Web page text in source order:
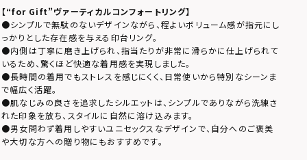
【“for Gift”ヴァーティカルコンフォートリング】
●シンプルで無駄のないデザインながら、程よいボリューム感が指元にし
っかりとした存在感を与える印台リング。
●内側は丁寧に磨き上げられ、指当たりが非常に滑らかに仕上げられて
いるため、驚くほど快適な着用感を実現しました。
●長時間の着用でもストレスを感じにくく、日常使いから特別なシーンま
で幅広く活躍。
●肌なじみの良さを追求したシルエットは、シンプルでありながら洗練さ
れた印象を放ち、スタイルに自然に溶け込みます。
●男女問わず着用しやすいユニセックスなデザインで、自分へのご褒美
や大切な方への贈り物にもおすすめです。